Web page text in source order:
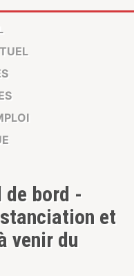
de bord -
et
venir du